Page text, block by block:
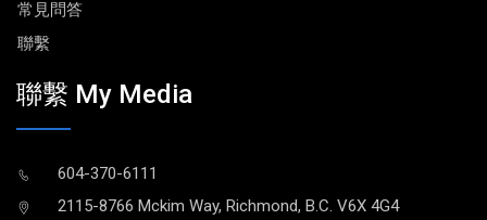
常見問答
聯繫
聯繫 My Media
604-370-6111
2115-8766 Mckim Way, Richmond, B.C. V6X 4G4